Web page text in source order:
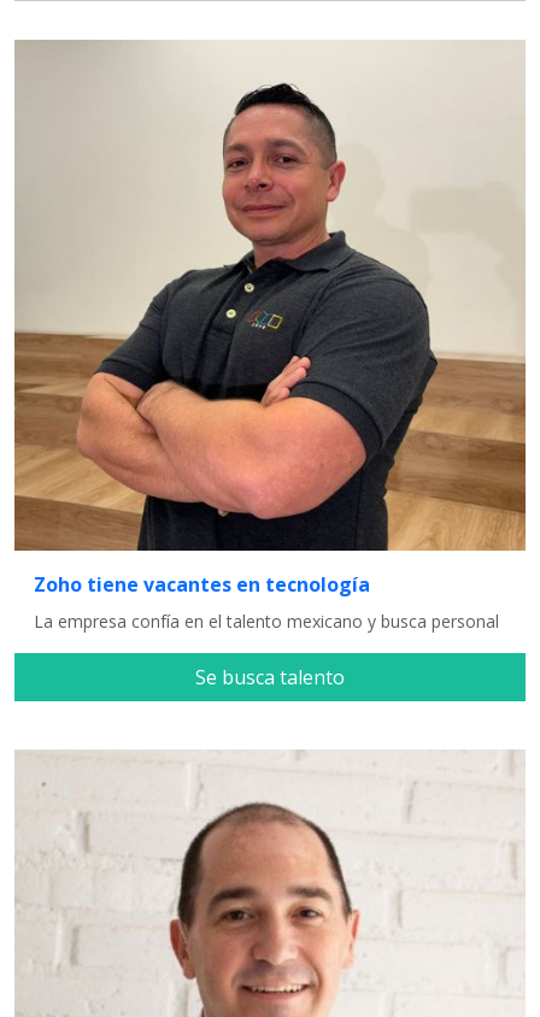
Zoho tiene vacantes en tecnología
La empresa confía en el talento mexicano y busca personal
Se busca talento